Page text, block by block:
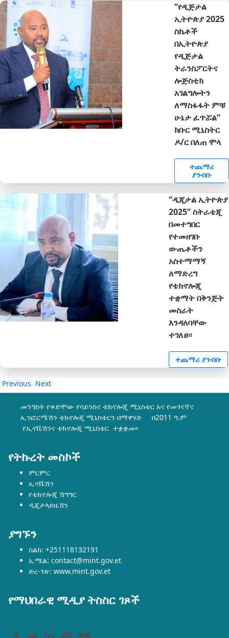
“የዲጅታል
ኢትዮጵያ 2025
ስኬቶች
በኢትዮጵያ
የዲጅታል
ትራንስፖርትና
ሎጅስቲክ
አገልግሎትን
ለማስፋፋት ምቹ
ሁኔታ ፈጥሯል”
ክቡር ሚኒስትር
ዶ/ር በለጠ ሞላ
ተጨማሪ
ያንብቡ
“ዲጂታል ኢትዮጵያ
2025” ስትራቴጂ
በመተግበር
የተመዘገቡ
ውጤቶችን
አስተማማኝ
ለማድረግ
የቴክኖሎጂ
ተቋማት በቅንጅት
መስራት
እንዳለባቸው
ተገለፀ፡፡
ተጨማሪ ያንብቡ
Previous Next
መንግስት የቀድሞው የሳይንስና ቴክኖሎጂ ሚኒስቴር እና የመገናኛና
ኢንፎርሜሽን ቴክኖሎጂ ሚኒስቴርን በማዋሃድ በ2011 ዓ.ም
የኢኖቬሽንና ቴክኖሎጂ ሚኒስቴር ተቋቋመ፡፡
የትኩረት መስኮች
ምርምር
ኢኖቬሽን
የቴክኖሎጂ ሽግግር
ዲጂታላይዜሽን
ያግኙን
ስልክ: +251118132191
ኢሜል: contact@mint.gov.et
ድረ-ገጽ: www.mint.gov.et
የማህበራዊ ሚዲያ ትስስር ገጾች